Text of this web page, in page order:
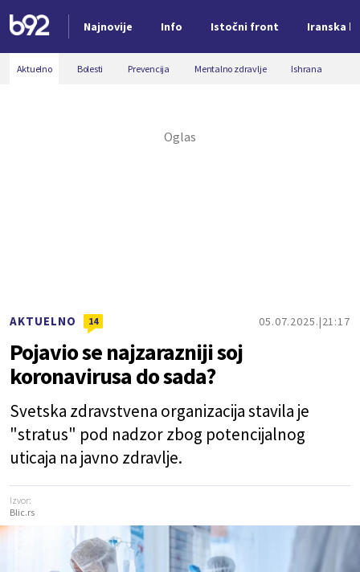
Najnovije Info Istočni front Iranska
Nova vest
Aktuelno Bolesti Prevencija Mentalno zdravlje Ishrana
AKTUELNO 14 05.07.2025. 21:17
Pojavio se najzarazniji soj
koronavirusa do sada?
Svetska zdravstvena organizacija stavila je
"stratus" pod nadzor zbog potencijalnog
uticaja na javno zdravlje.
Izvor:
Blic.rs